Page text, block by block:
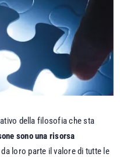
della filosofia che sta
sono una risorsa
loro parte il valore di tutte le